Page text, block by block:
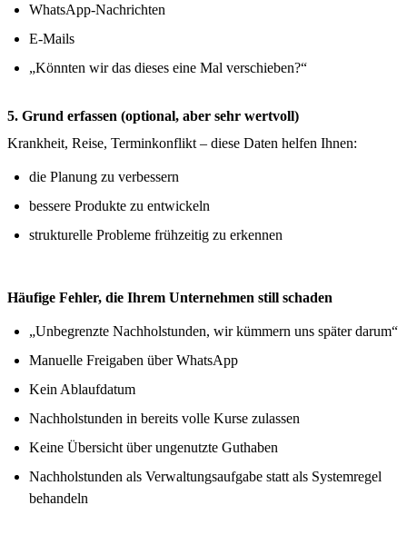
WhatsApp-Nachrichten
E-Mails
„Könnten wir das dieses eine Mal verschieben?“
5. Grund erfassen (optional, aber sehr wertvoll)
Krankheit, Reise, Terminkonflikt – diese Daten helfen Ihnen:
die Planung zu verbessern
bessere Produkte zu entwickeln
strukturelle Probleme frühzeitig zu erkennen
Häufige Fehler, die Ihrem Unternehmen still schaden
„Unbegrenzte Nachholstunden, wir kümmern uns später darum“
Manuelle Freigaben über WhatsApp
Kein Ablaufdatum
Nachholstunden in bereits volle Kurse zulassen
Keine Übersicht über ungenutzte Guthaben
Nachholstunden als Verwaltungsaufgabe statt als Systemregel
behandeln